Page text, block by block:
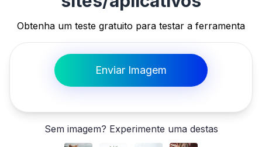
Obtenha um teste gratuito para testar a ferramenta
Enviar Imagem
Sem imagem? Experimente uma destas